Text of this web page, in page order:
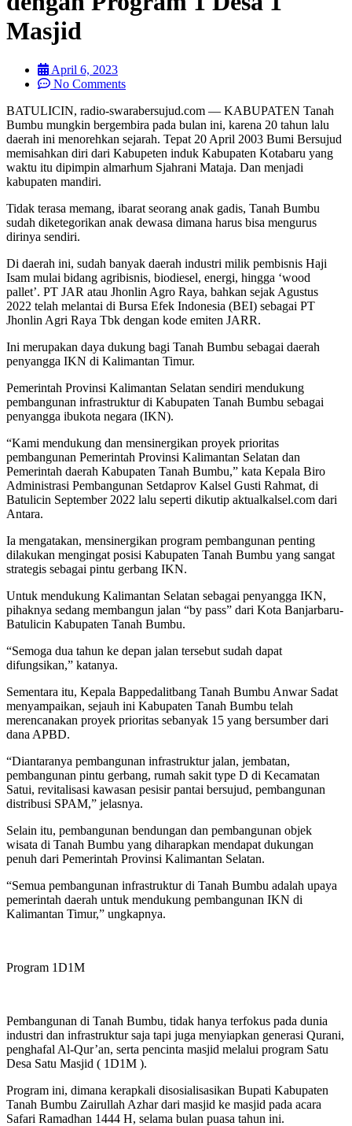
Masjid
April 6, 2023
No Comments
BATULICIN, radio-swarabersujud.com — KABUPATEN Tanah
Bumbu mungkin bergembira pada bulan ini, karena 20 tahun lalu
daerah ini menorehkan sejarah. Tepat 20 April 2003 Bumi Bersujud
memisahkan diri dari Kabupeten induk Kabupaten Kotabaru yang
waktu itu dipimpin almarhum Sjahrani Mataja. Dan menjadi
kabupaten mandiri.
Tidak terasa memang, ibarat seorang anak gadis, Tanah Bumbu
sudah diketegorikan anak dewasa dimana harus bisa mengurus
dirinya sendiri.
Di daerah ini, sudah banyak daerah industri milik pembisnis Haji
Isam mulai bidang agribisnis, biodiesel, energi, hingga ‘wood
pallet’. PT JAR atau Jhonlin Agro Raya, bahkan sejak Agustus
2022 telah melantai di Bursa Efek Indonesia (BEI) sebagai PT
Jhonlin Agri Raya Tbk dengan kode emiten JARR.
Ini merupakan daya dukung bagi Tanah Bumbu sebagai daerah
penyangga IKN di Kalimantan Timur.
Pemerintah Provinsi Kalimantan Selatan sendiri mendukung
pembangunan infrastruktur di Kabupaten Tanah Bumbu sebagai
penyangga ibukota negara (IKN).
“Kami mendukung dan mensinergikan proyek prioritas
pembangunan Pemerintah Provinsi Kalimantan Selatan dan
Pemerintah daerah Kabupaten Tanah Bumbu,” kata Kepala Biro
Administrasi Pembangunan Setdaprov Kalsel Gusti Rahmat, di
Batulicin September 2022 lalu seperti dikutip aktualkalsel.com dari
Antara.
Ia mengatakan, mensinergikan program pembangunan penting
dilakukan mengingat posisi Kabupaten Tanah Bumbu yang sangat
strategis sebagai pintu gerbang IKN.
Untuk mendukung Kalimantan Selatan sebagai penyangga IKN,
pihaknya sedang membangun jalan “by pass” dari Kota Banjarbaru-
Batulicin Kabupaten Tanah Bumbu.
“Semoga dua tahun ke depan jalan tersebut sudah dapat
difungsikan,” katanya.
Sementara itu, Kepala Bappedalitbang Tanah Bumbu Anwar Sadat
menyampaikan, sejauh ini Kabupaten Tanah Bumbu telah
merencanakan proyek prioritas sebanyak 15 yang bersumber dari
dana APBD.
“Diantaranya pembangunan infrastruktur jalan, jembatan,
pembangunan pintu gerbang, rumah sakit type D di Kecamatan
Satui, revitalisasi kawasan pesisir pantai bersujud, pembangunan
distribusi SPAM,” jelasnya.
Selain itu, pembangunan bendungan dan pembangunan objek
wisata di Tanah Bumbu yang diharapkan mendapat dukungan
penuh dari Pemerintah Provinsi Kalimantan Selatan.
“Semua pembangunan infrastruktur di Tanah Bumbu adalah upaya
pemerintah daerah untuk mendukung pembangunan IKN di
Kalimantan Timur,” ungkapnya.
Program 1D1M
Pembangunan di Tanah Bumbu, tidak hanya terfokus pada dunia
industri dan infrastruktur saja tapi juga menyiapkan generasi Qurani,
penghafal Al-Qur’an, serta pencinta masjid melalui program Satu
Desa Satu Masjid ( 1D1M ).
Program ini, dimana kerapkali disosialisasikan Bupati Kabupaten
Tanah Bumbu Zairullah Azhar dari masjid ke masjid pada acara
Safari Ramadhan 1444 H, selama bulan puasa tahun ini.